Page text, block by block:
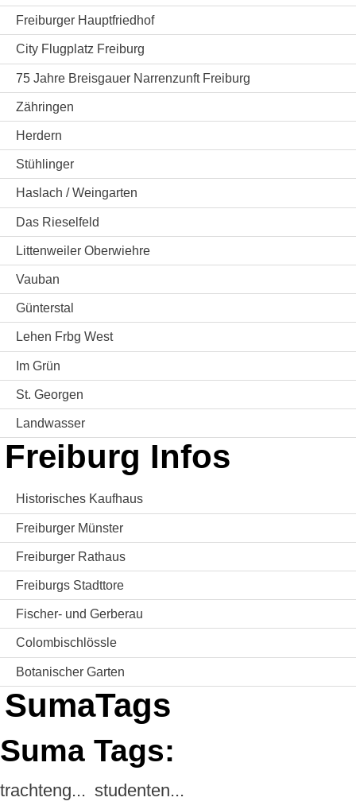
Freiburger Hauptfriedhof
City Flugplatz Freiburg
75 Jahre Breisgauer Narrenzunft Freiburg
Zähringen
Herdern
Stühlinger
Haslach / Weingarten
Das Rieselfeld
Littenweiler Oberwiehre
Vauban
Günterstal
Lehen Frbg West
Im Grün
St. Georgen
Landwasser
Freiburg Infos
Historisches Kaufhaus
Freiburger Münster
Freiburger Rathaus
Freiburgs Stadttore
Fischer- und Gerberau
Colombischlössle
Botanischer Garten
SumaTags
Suma Tags:
trachteng... studenten...